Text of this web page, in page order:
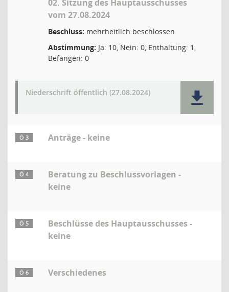
02. Sitzung des Hauptausschusses
vom 27.08.2024
Beschluss: mehrheitlich beschlossen
Abstimmung: Ja: 10, Nein: 0, Enthaltung: 1,
Befangen: 0
Niederschrift öffentlich (27.08.2024)
Ö 3 Anträge - keine
Ö 4
Beratung zu Beschlussvorlagen -
keine
Ö 5
Beschlüsse des Hauptausschusses -
keine
Ö 6 Verschiedenes